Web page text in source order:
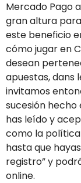
Mercado Pago
gran altura
este beneficio
cómo jugar en
desean
apuestas, dans
invitamos
sucesión
has leído y
como la
hasta que
registro” y
online.